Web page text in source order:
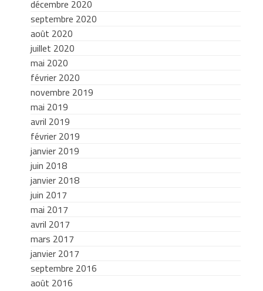
décembre 2020
septembre 2020
août 2020
juillet 2020
mai 2020
février 2020
novembre 2019
mai 2019
avril 2019
février 2019
janvier 2019
juin 2018
janvier 2018
juin 2017
mai 2017
avril 2017
mars 2017
janvier 2017
septembre 2016
août 2016